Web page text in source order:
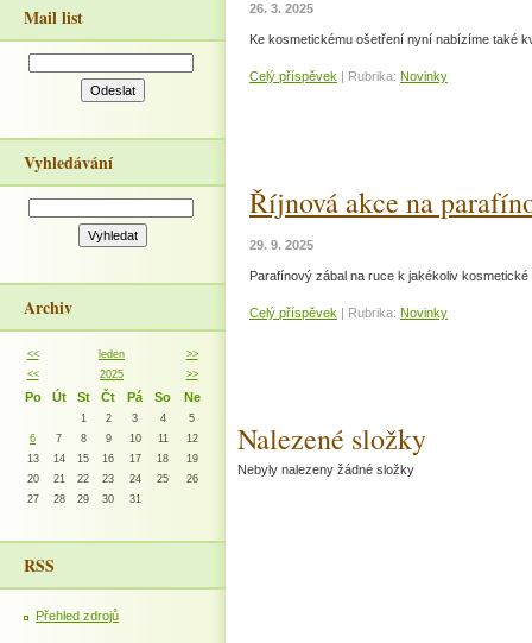
26. 3. 2025
Ke kosmetickému ošetření nyní nabízíme také
Celý příspěvek | Rubrika: Novinky
Říjnová akce na
29. 9. 2025
Parafínový zábal na ruce k jakékoliv
Celý příspěvek | Rubrika: Novinky
Nalezené složky
Nebyly nalezeny žádné složky
Mail list
Vyhledávání
Archiv
<< leden
>>
<<
2025 >>
Po Út St Čt Pá So Ne
1 2 3 4
5
6
7 8 9 10 11
12
13
14 15 16 17 18
19
20
21 22 23 24 25
26
27
28 29 30 31
RSS
Přehled zdrojů